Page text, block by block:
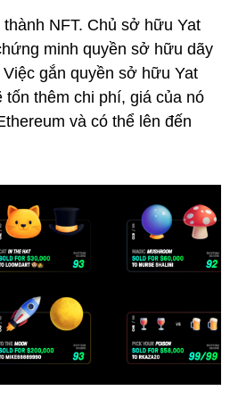
NFT. Chủ sở hữu Yat
minh quyền sở hữu dãy
gắn quyền sở hữu Yat
tốn thêm chi phí, giá của nó
và có thể lên đến